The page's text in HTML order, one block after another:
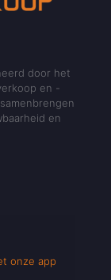
door het
en -
en
onze app